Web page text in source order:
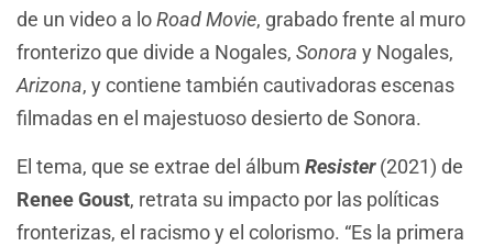
de un video a loRoad Movie, grabado frente al muro
fronterizo que divide a Nogales, Sonora y Nogales,
Arizona, y contiene también cautivadoras escenas
filmadas en el majestuoso desierto de Sonora.
El tema, que se extrae del álbum Resister(2021) de
Renee Goust, retrata su impacto por las políticas
fronterizas, el racismo y el colorismo. “Es la primera